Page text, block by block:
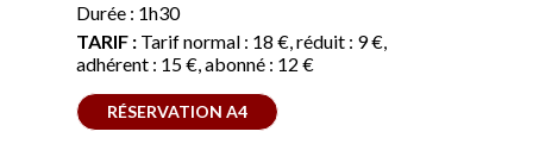
Durée : 1h30
TARIF : Tarif normal : 18 €, réduit : 9 €,
adhérent : 15 €, abonné : 12 €
RÉSERVATION A4